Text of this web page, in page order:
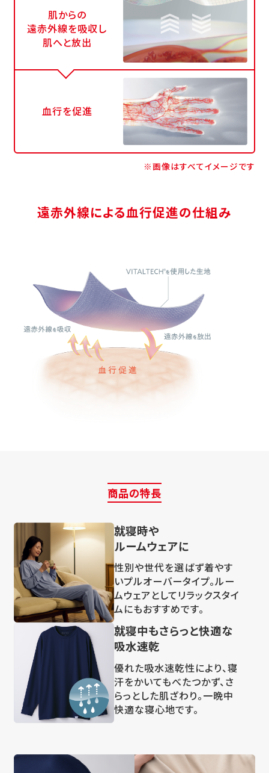
肌からの
遠赤外線を吸収し
肌へと放出
血行を促進
※画像はすべてイメージです
遠赤外線による血行促進の仕組み
商品の特長
就寝時や
ルームウェアに
性別や世代を選ばず着やす
いプルオーバータイプ。ルー
ムウェアとしてリラックスタイ
ムにもおすすめです。
就寝中もさらっと快適な
吸水速乾
優れた吸水速乾性により、寝
汗をかいてもべたつかず、さ
らっとした肌ざわり。一晩中
快適な寝心地です。